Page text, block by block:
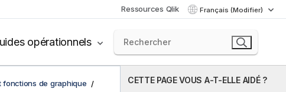
Ressources Qlik Français (Modifier)
opérationnels
CETTE PAGE VOUS A-T-ELLE AIDÉ ?
fonctions de graphique